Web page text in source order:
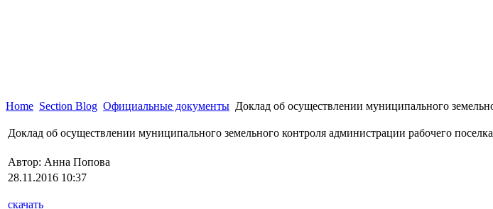
Home Section Blog Официальные документы Доклад об осуществлении муниципального
Доклад об осуществлении муниципального земельного контроля администрации рабочего
Автор: Анна Попова
28.11.2016 10:37
скачать